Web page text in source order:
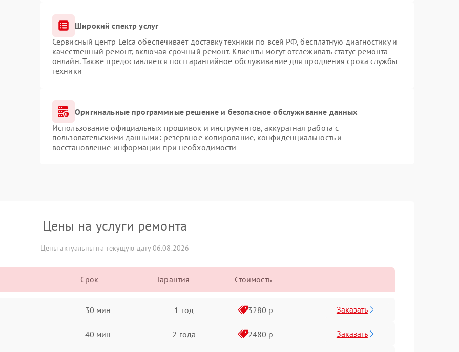
Широкий спектр услуг
Сервисный центр Leica обеспечивает доставку техники по всей РФ, бесплатную диагностику и
качественный ремонт, включая срочный ремонт. Клиенты могут отслеживать статус ремонта
онлайн. Также предоставляется постгарантийное обслуживание для продления срока службы
техники
Оригинальные программные решение и безопасное обслуживание данных
Использование официальных прошивок и инструментов, аккуратная работа с
пользовательскими данными: резервное копирование, конфиденциальность и
восстановление информации при необходимости
Цены на услуги ремонта
Цены актуальны на текущую дату 06.08.2026
Срок Гарантия Стоимость
30 мин 1 год 3280 р Заказать
40 мин 2 года 2480 р Заказать